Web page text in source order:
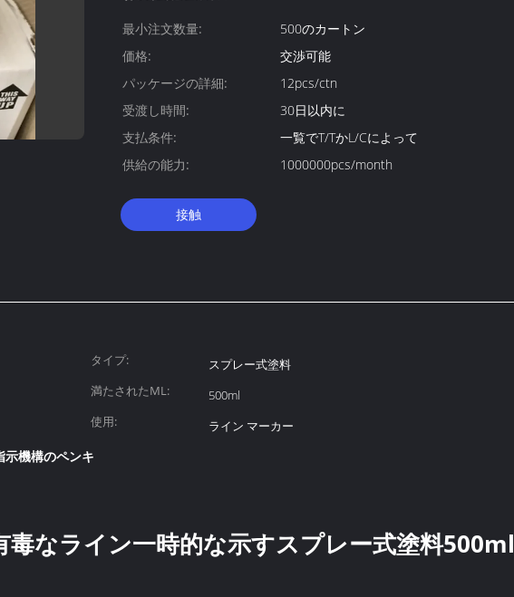
最小注文数量:
500のカートン
価格:
交渉可能
パッケージの詳細:
12pcs/ctn
受渡し時間:
30日以内に
支払条件:
一覧でT/TかL/Cによって
供給の能力:
1000000pcs/month
接触
タイプ:
スプレー式塗料
満たされたML:
500ml
使用:
ライン マーカー
示機構のペンキ
毒なライン一時的な示すスプレー式塗料500ml